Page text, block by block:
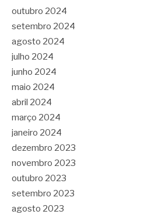
outubro 2024
setembro 2024
agosto 2024
julho 2024
junho 2024
maio 2024
abril 2024
março 2024
janeiro 2024
dezembro 2023
novembro 2023
outubro 2023
setembro 2023
agosto 2023